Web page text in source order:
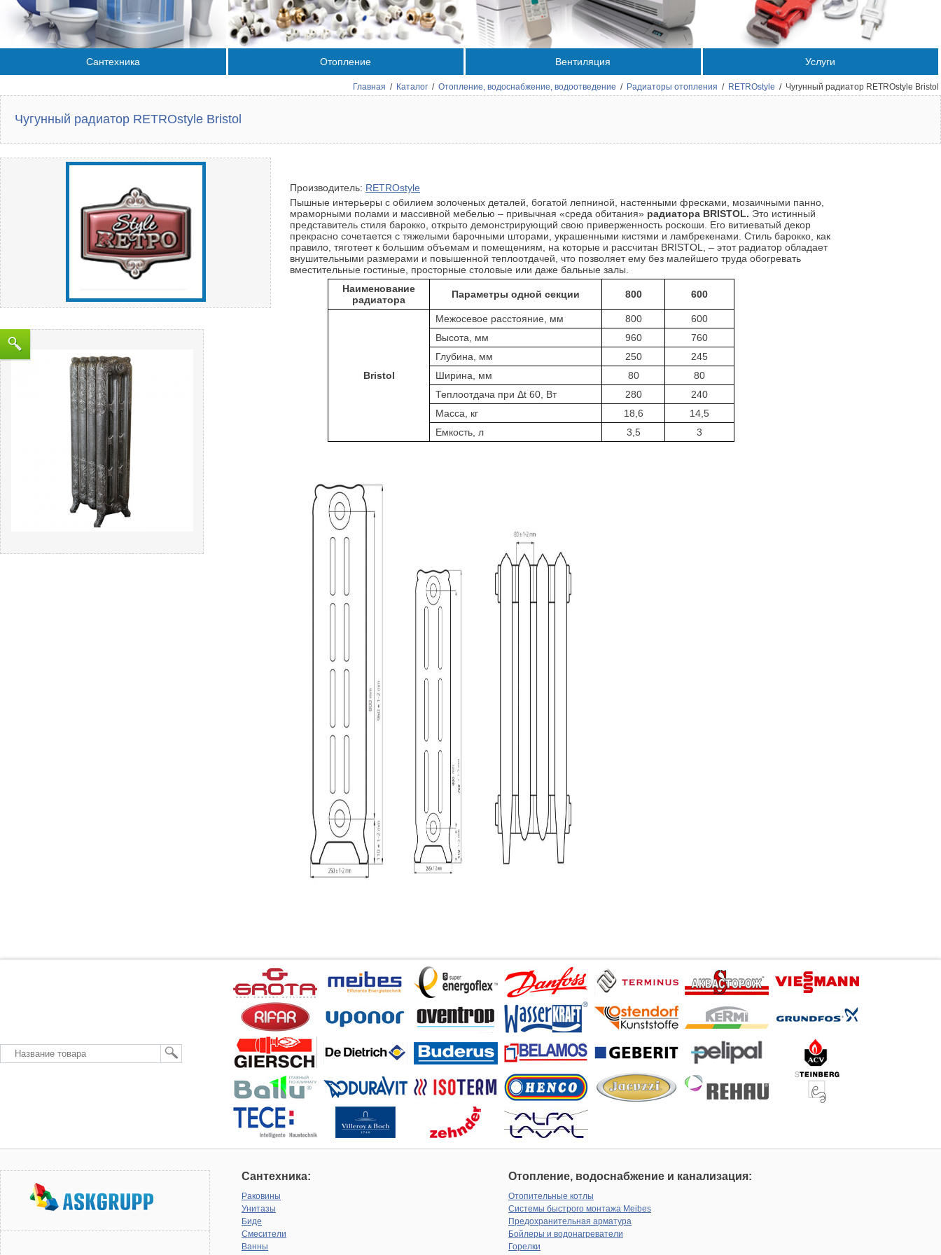
Сантехника Отопление Вентиляция Услуги
Главная / Каталог / Отопление, водоснабжение, водоотведение / Радиаторы отопления / RETROstyle / Чугунный радиатор RETROstyle Bristol
Чугунный радиатор RETROstyle Bristol
Производитель: RETROstyle
Пышные интерьеры с обилием золоченых деталей, богатой лепниной, настенными фресками, мозаичными панно,
мраморными полами и массивной мебелью – привычная «среда обитания» радиатора BRISTOL. Это истинный
представитель стиля барокко, открыто демонстрирующий свою приверженность роскоши. Его витиеватый декор
прекрасно сочетается с тяжелыми барочными шторами, украшенными кистями и ламбрекенами. Стиль барокко, как
правило, тяготеет к большим объемам и помещениям, на которые и рассчитан BRISTOL, – этот радиатор обладает
внушительными размерами и повышенной теплоотдачей, что позволяет ему без малейшего труда обогревать
вместительные гостиные, просторные столовые или даже бальные залы.
Наименование
радиатора
Параметры одной секции 800 600
Bristol
Межосевое расстояние, мм 800
600
Высота, мм
960
760
Глубина, мм
250
245
Ширина, мм
80
80
Теплоотдача при Δt 60, Вт
280
240
Масса, кг
18,6
14,5
Емкость, л
3,5 3
Сантехника:
Раковины
Унитазы
Биде
Смесители
Ванны
Отопление, водоснабжение и канализация:
Отопительные котлы
Системы быстрого монтажа Meibes
Предохранительная арматура
Бойлеры и водонагреватели
Горелки